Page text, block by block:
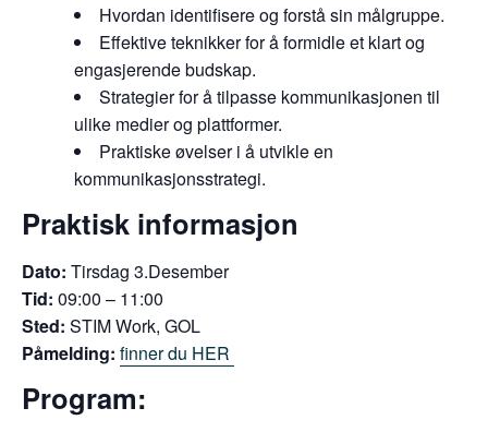
Hvordan identifisere og forstå sin målgruppe.
Effektive teknikker for å formidle et klart og
engasjerende budskap.
Strategier for å tilpasse kommunikasjonen til
ulike medier og plattformer.
Praktiske øvelser i å utvikle en
kommunikasjonsstrategi.
Praktisk informasjon
Dato: Tirsdag 3.Desember
Tid: 09:00 – 11:00
Sted: STIM Work, GOL
Påmelding: finner du HER
Program: